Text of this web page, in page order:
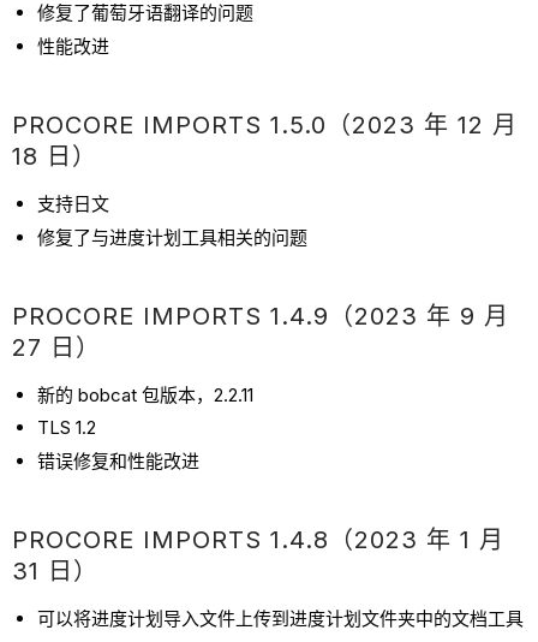
修复了葡萄牙语翻译的问题
性能改进
PROCORE IMPORTS 1.5.0（2023 年 12 月
18 日）
支持日文
修复了与进度计划工具相关的问题
PROCORE IMPORTS 1.4.9（2023 年 9 月
27 日）
新的 bobcat 包版本，2.2.11
TLS 1.2
错误修复和性能改进
PROCORE IMPORTS 1.4.8（2023 年 1 月
31 日）
可以将进度计划导入文件上传到进度计划文件夹中的文档工具